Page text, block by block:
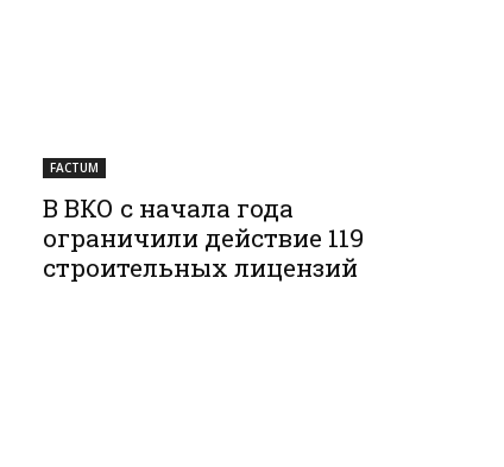
FACTUM
В ВКО с начала года
ограничили действие 119
строительных лицензий